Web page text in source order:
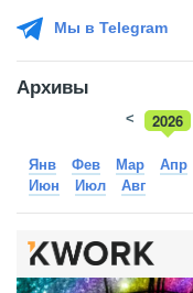
Мы в Telegram
Архивы
2026
<
Янв Фев Мар Апр
Июн
Июл Авг